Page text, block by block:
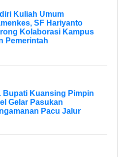
Kuliah Umum
SF Hariyanto
Kolaborasi Kampus
Pemerintah
Bupati Kuansing Pimpin
Gelar Pasukan
Pacu Jalur